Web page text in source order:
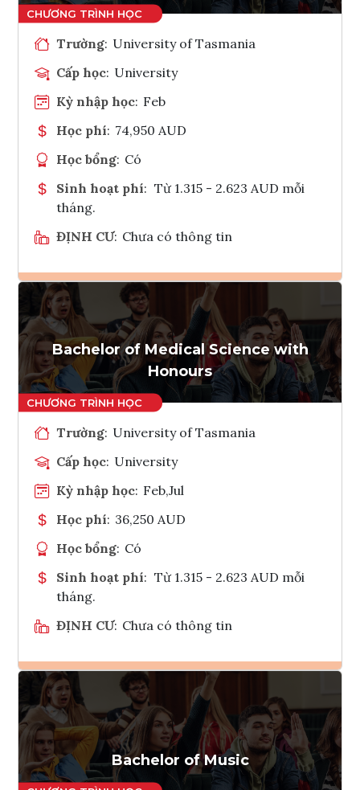
Trường: University of Tasmania
Cấp học: University
Kỳ nhập học: Feb
Học phí: 74,950 AUD
Học bổng: Có
Sinh hoạt phí: Từ 1.315 - 2.623 AUD mỗi
tháng.
ĐỊNH CƯ: Chưa có thông tin
Ghi danh
Tham vấn Interlink
Bachelor of Medical Science with
Honours
Trường: University of Tasmania
Cấp học: University
Kỳ nhập học: Feb,Jul
Học phí: 36,250 AUD
Học bổng: Có
Sinh hoạt phí: Từ 1.315 - 2.623 AUD mỗi
tháng.
ĐỊNH CƯ: Chưa có thông tin
Ghi danh
Tham vấn Interlink
Bachelor of Music